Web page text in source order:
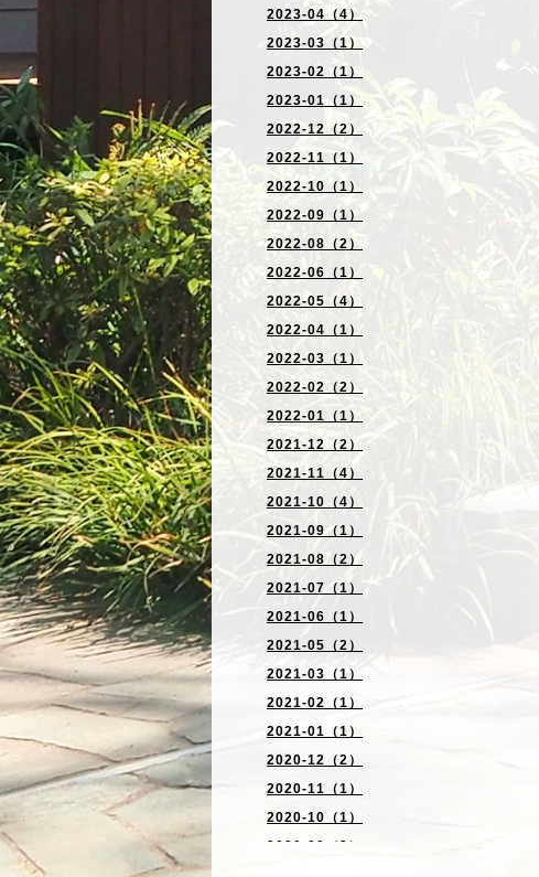
2023-04（4）
2023-03（1）
2023-02（1）
2023-01（1）
2022-12（2）
2022-11（1）
2022-10（1）
2022-09（1）
2022-08（2）
2022-06（1）
2022-05（4）
2022-04（1）
2022-03（1）
2022-02（2）
2022-01（1）
2021-12（2）
2021-11（4）
2021-10（4）
2021-09（1）
2021-08（2）
2021-07（1）
2021-06（1）
2021-05（2）
2021-03（1）
2021-02（1）
2021-01（1）
2020-12（2）
2020-11（1）
2020-10（1）
2020-09（2）